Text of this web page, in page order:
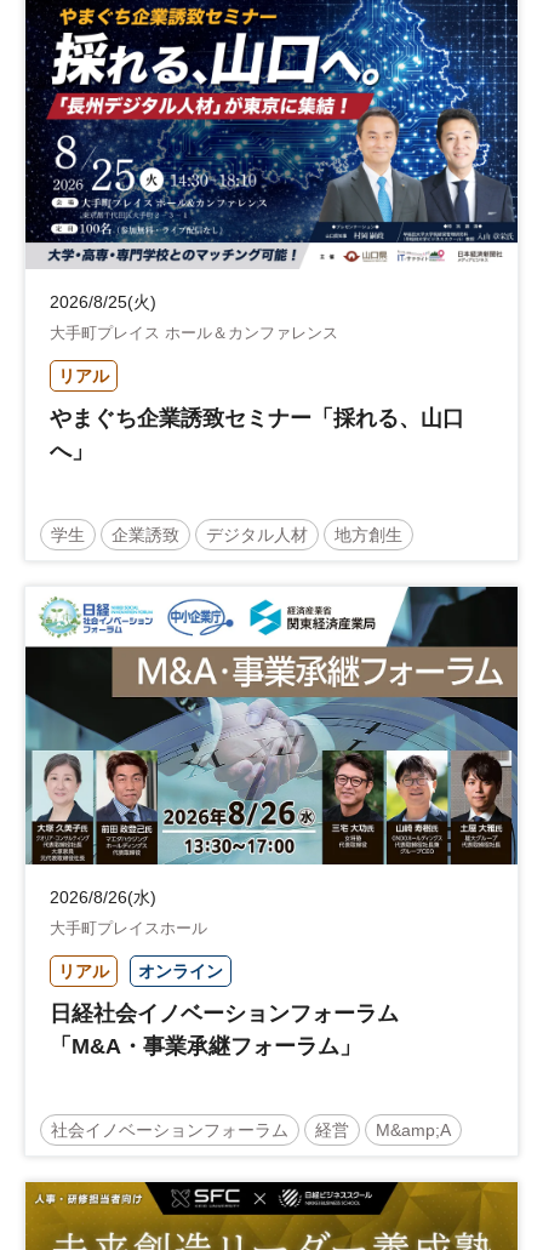
2026/8/25(火)
大手町プレイス ホール＆カンファレンス
リアル
やまぐち企業誘致セミナー「採れる、山口
へ」
学生 企業誘致 デジタル人材 地方創生
地域活性化 自治体
2026/8/26(水)
大手町プレイスホール
リアル オンライン
日経社会イノベーションフォーラム
「M&A・事業承継フォーラム」
社会イノベーションフォーラム 経営 M&amp;A
事業承継 中堅中小企業
日経社会イノベーションフォーラム 参加無料